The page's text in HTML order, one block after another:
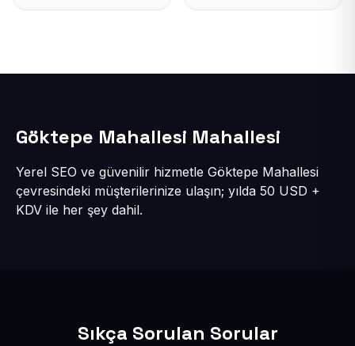
Göktepe Mahallesi Mahallesi
Yerel SEO ve güvenilir hizmetle Göktepe Mahallesi
çevresindeki müşterilerinize ulaşın; yılda 50 USD +
KDV ile her şey dahil.
Sıkça Sorulan Sorular